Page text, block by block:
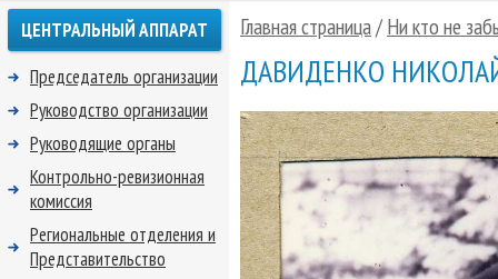
Главная страница/ Ни кто не
ДАВИДЕНКО
ЦЕНТРАЛЬНЫЙ АППАРАТ
Председатель организации
Руководство организации
Руководящие органы
Контрольно-ревизионная
комиссия
Региональные отделения и
Представительство